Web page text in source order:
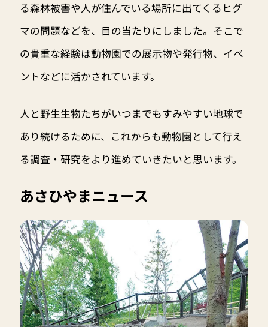
る森林被害や人が住んでいる場所に出てくるヒグ
マの問題などを、目の当たりにしました。そこで
の貴重な経験は動物園での展示物や発行物、イベ
ントなどに活かされています。
人と野生生物たちがいつまでもすみやすい地球で
あり続けるために、これからも動物園として行え
る調査・研究をより進めていきたいと思います。
あさひやまニュース